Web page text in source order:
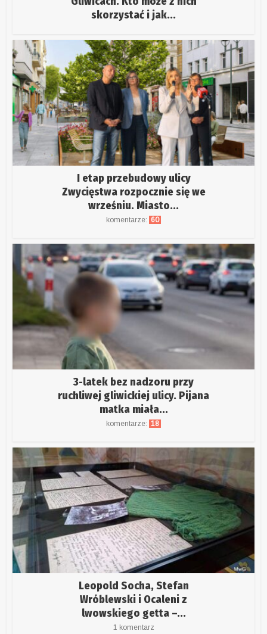
skorzystać i jak...
I etap przebudowy ulicy
Zwycięstwa rozpocznie się we
wrześniu. Miasto...
komentarze: 60
3-latek bez nadzoru przy
ruchliwej gliwickiej ulicy. Pijana
matka miała...
komentarze: 18
Leopold Socha, Stefan
Wróblewski i Ocaleni z
lwowskiego getta –...
1 komentarz